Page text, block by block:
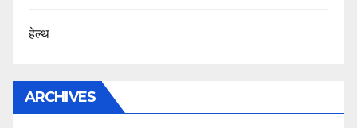
हेल्थ
ARCHIVES